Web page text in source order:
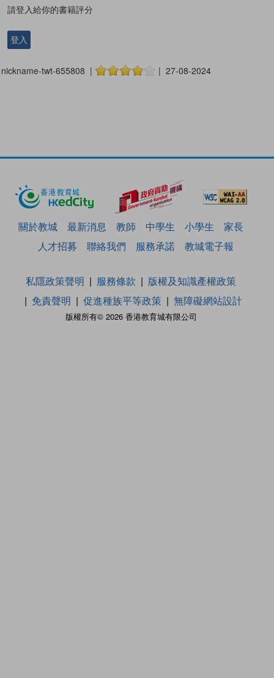
請登入給你的書籍評分
登入
nickname-twt-655808 | | 27-08-2024
關於教城 最新消息 教師 中學生 小學生
家長
人才招募
聯絡我們 服務承諾 教城電子報
版權所有© 2026 香港教育城有限公司
私隱政策聲明 服務條款
版權及知識產權政策
免責聲明
促進種族平等政策 無障礙網站設計